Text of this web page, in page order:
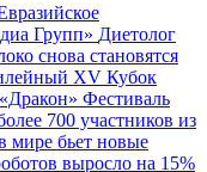
Групп» Диетолог
снова становятся
XV Кубок
Фестиваль
700 участников из
мире бьет новые
выросло на 15%